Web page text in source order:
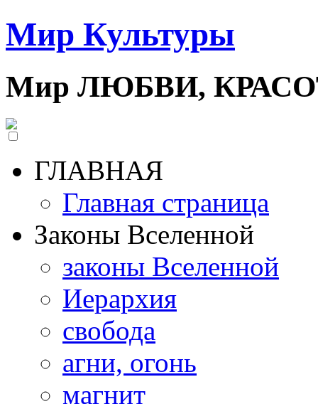
Мир Культуры
Мир ЛЮБВИ,
ГЛАВНАЯ
Главная страница
Законы Вселенной
законы Вселенной
Иерархия
свобода
агни, огонь
магнит